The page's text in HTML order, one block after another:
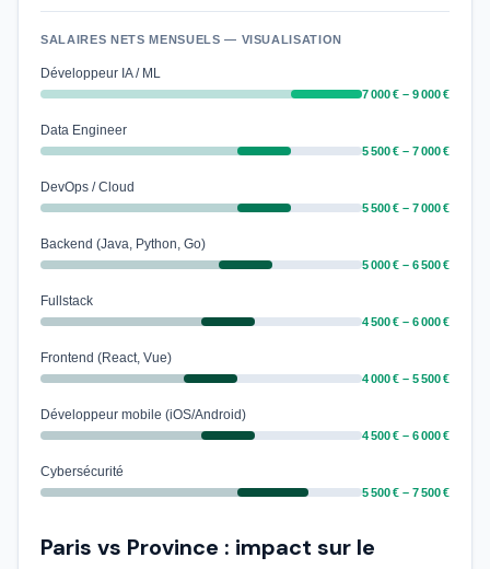
SALAIRES NETS MENSUELS — VISUALISATION
Développeur IA / ML
7 000 € – 9 000 €
Data Engineer
5 500 € – 7 000 €
DevOps / Cloud
5 500 € – 7 000 €
Backend (Java, Python, Go)
5 000 € – 6 500 €
Fullstack
4 500 € – 6 000 €
Frontend (React, Vue)
4 000 € – 5 500 €
Développeur mobile (iOS/Android)
4 500 € – 6 000 €
Cybersécurité
5 500 € – 7 500 €
Paris vs Province : impact sur le